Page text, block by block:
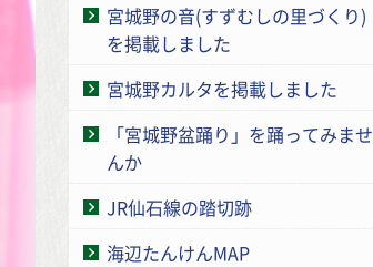
宮城野の音(すずむしの里づくり)
を掲載しました
宮城野カルタを掲載しました
「宮城野盆踊り」を踊ってみませ
んか
JR仙石線の踏切跡
海辺たんけんMAP